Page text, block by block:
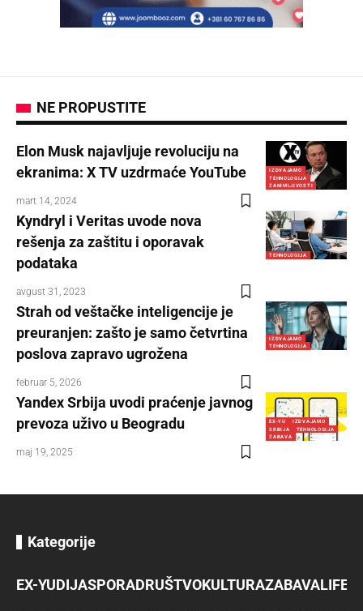
NE PROPUSTITE
IZDVAJAMO
TEHNOLOGIJA
ZANIMLJIVOSTI
Elon Musk najavljuje revoluciju na
ekranima: X TV uzdrmaće YouTube
mart 14, 2024
TEHNOLOGIJA
Kyndryl i Veritas uvode nova
rešenja za zaštitu i oporavak
podataka
avgust 31, 2023
IZDVAJAMO
TEHNOLOGIJA
Strah od veštačke inteligencije je
preuranjen: zašto je samo četvrtina
poslova zapravo ugrožena
februar 5, 2026
EX-YU
IZDVAJAMO
SRBIJA
TEHNOLOGIJA
ZABAVA
Yandex Srbija uvodi praćenje javnog
prevoza uživo u Beogradu
maj 19, 2025
Kategorije
EX-YUDIJASPORADRUŠTVOKULTURAZABAVA